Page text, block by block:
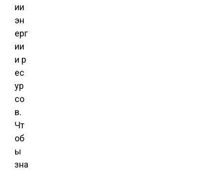
ии
эн
ерг
ии
и р
ес
ур
со
в.
Чт
об
ы
зна